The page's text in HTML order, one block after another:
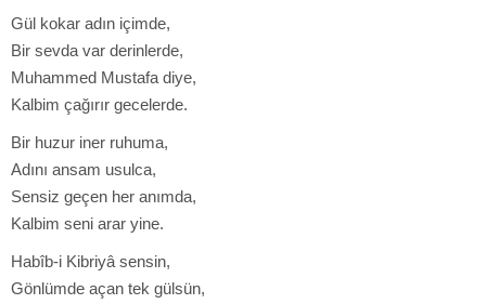
Gül kokar adın içimde,
Bir sevda var derinlerde,
Muhammed Mustafa diye,
Kalbim çağırır gecelerde.
Bir huzur iner ruhuma,
Adını ansam usulca,
Sensiz geçen her anımda,
Kalbim seni arar yine.
Habîb-i Kibriyâ sensin,
Gönlümde açan tek gülsün,